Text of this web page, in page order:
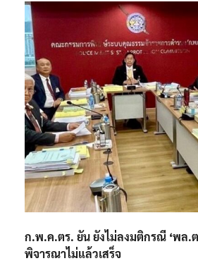
ก.พ.ค.ตร. ยัน ยังไม่ลงมติกรณี ‘พล.ต
พิจารณาไม่แล้วเสร็จ